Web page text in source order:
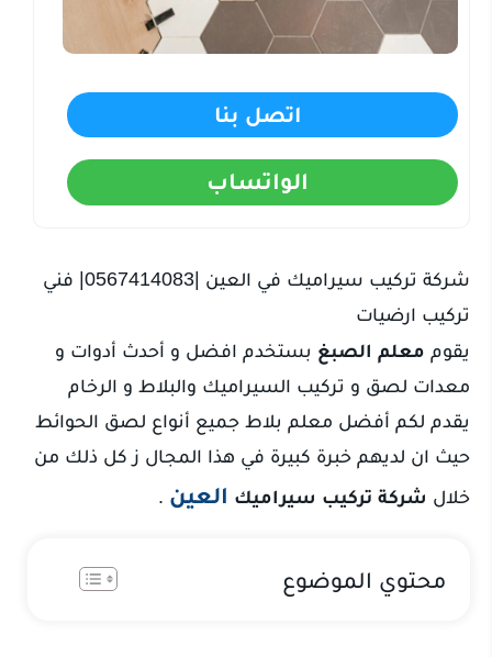
اتصل بنا
الواتساب
شركة تركيب سيراميك في العين |0567414083| فني
تركيب ارضيات
يقوم معلم الصبغ بستخدم افضل و أحدث أدوات و
معدات لصق و تركيب السيراميك والبلاط و الرخام
يقدم لكم أفضل معلم بلاط جميع أنواع لصق الحوائط
حيث ان لديهم خبرة كبيرة في هذا المجال ز كل ذلك من
خلال شركة تركيب سيراميك العين .
محتوي الموضوع